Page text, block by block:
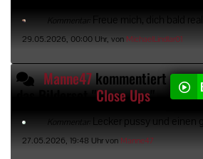
Kommentar: Freue mich, dich bald
29.05.2026, 00:00 Uhr, von MichaelLindlar01
Manne47kommentiert
Close Ups
Kommentar: Lecker pussy und einen
27.05.2026, 19:48 Uhr von Manne47